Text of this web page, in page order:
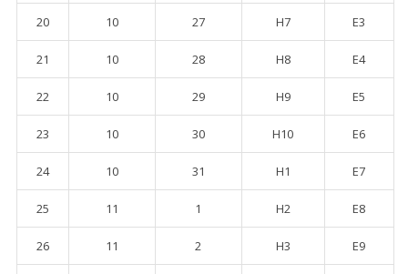
20 10 27 H7 E3
21 10 28 H8 E4
22 10 29 H9 E5
23 10 30 H10 E6
24 10 31 H1 E7
25 11 1 H2 E8
26 11 2 H3 E9